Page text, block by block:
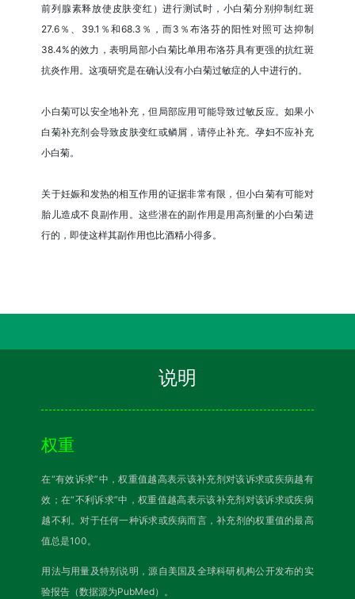
前列腺素释放使皮肤变红）进行测试时，小白菊分别抑制红斑
27.6％、39.1％和68.3％，而3％布洛芬的阳性对照可达抑制
38.4%的效力，表明局部小白菊比单用布洛芬具有更强的抗红斑
抗炎作用。这项研究是在确认没有小白菊过敏症的人中进行的。
小白菊可以安全地补充，但局部应用可能导致过敏反应。如果小
白菊补充剂会导致皮肤变红或鳞屑，请停止补充。孕妇不应补充
小白菊。
关于妊娠和发热的相互作用的证据非常有限，但小白菊有可能对
胎儿造成不良副作用。这些潜在的副作用是用高剂量的小白菊进
行的，即使这样其副作用也比酒精小得多。
说明
权重
在“有效诉求”中，权重值越高表示该补充剂对该诉求或疾病越有
效；在“不利诉求”中，权重值越高表示该补充剂对该诉求或疾病
越不利。对于任何一种诉求或疾病而言，补充剂的权重值的最高
值总是100。
用法与用量及特别说明，源自美国及全球科研机构公开发布的实
验报告（数据源为PubMed）。